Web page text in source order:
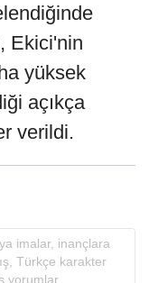
Ekici'nin
yüksek
açıkça
verildi.